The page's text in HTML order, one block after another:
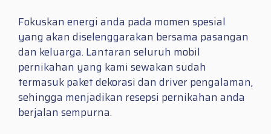
Fokuskan energi anda pada momen spesial
yang akan diselenggarakan bersama pasangan
dan keluarga. Lantaran seluruh mobil
pernikahan yang kami sewakan sudah
termasuk paket dekorasi dan driver pengalaman,
sehingga menjadikan resepsi pernikahan anda
berjalan sempurna.